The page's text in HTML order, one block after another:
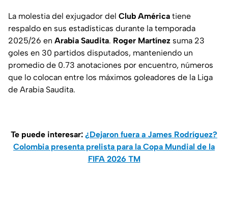
La molestia del exjugador del Club América tiene
respaldo en sus estadísticas durante la temporada
2025/26 en Arabia Saudita. Roger Martínez suma 23
goles en 30 partidos disputados, manteniendo un
promedio de 0.73 anotaciones por encuentro, números
que lo colocan entre los máximos goleadores de la Liga
de Arabia Saudita.
Te puede interesar: ¿Dejaron fuera a James Rodríguez?
Colombia presenta prelista para la Copa Mundial de la
FIFA 2026 TM